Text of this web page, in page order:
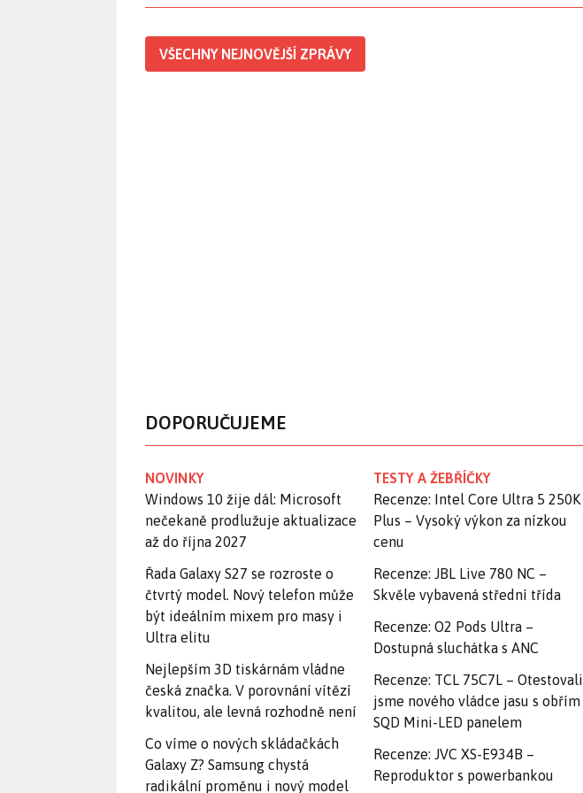
VŠECHNY NEJNOVĚJŠÍ ZPRÁVY
DOPORUČUJEME
NOVINKY
Windows 10 žije dál: Microsoft
nečekaně prodlužuje aktualizace
až do října 2027
Řada Galaxy S27 se rozroste o
čtvrtý model. Nový telefon může
být ideálním mixem pro masy i
Ultra elitu
Nejlepším 3D tiskárnám vládne
česká značka. V porovnání vítězí
kvalitou, ale levná rozhodně není
Co víme o nových skládačkách
Galaxy Z? Samsung chystá
radikální proměnu i nový model
TESTY A ŽEBŘÍČKY
Recenze: Intel Core Ultra 5 250K
Plus – Vysoký výkon za nízkou
cenu
Recenze: JBL Live 780 NC –
Skvěle vybavená střední třída
Recenze: O2 Pods Ultra –
Dostupná sluchátka s ANC
Recenze: TCL 75C7L – Otestovali
jsme nového vládce jasu s obřím
SQD Mini-LED panelem
Recenze: JVC XS-E934B –
Reproduktor s powerbankou